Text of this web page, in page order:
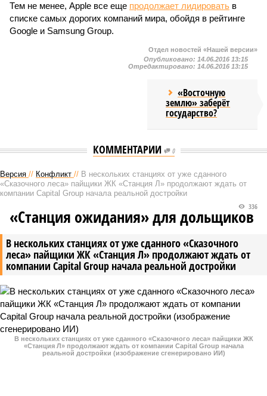
Тем не менее, Apple все еще продолжает лидировать в
списке самых дорогих компаний мира, обойдя в рейтинге
Google и Samsung Group.
Отдел новостей «Нашей версии»
Опубликовано: 14.06.2016 13:15
Отредактировано: 14.06.2016 13:15
«Восточную
землю» заберёт
государство?
КОММЕНТАРИИ 0
Версия // Конфликт // В нескольких станциях от уже сданного
«Сказочного леса» пайщики ЖК «Станция Л» продолжают ждать от
компании Capital Group начала реальной достройки
В нескольких станциях от уже сданного «Сказочного
леса» пайщики ЖК «Станция Л» продолжают ждать от
компании Capital Group начала реальной достройки
336
«Станция ожидания» для дольщиков
В нескольких станциях от уже сданного «Сказочного леса» пайщики ЖК
«Станция Л» продолжают ждать от компании Capital Group начала
реальной достройки (изображение сгенерировано ИИ)